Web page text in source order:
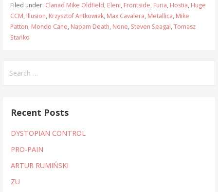
Filed under: Clanad Mike Oldfield, Eleni, Frontside, Furia, Hostia, Huge
CCM, Illusion, Krzysztof Antkowiak, Max Cavalera, Metallica, Mike
Patton, Mondo Cane, Napam Death, None, Steven Seagal, Tomasz
Stańko
for:
Recent Posts
DYSTOPIAN CONTROL
PRO-PAIN
ARTUR RUMIŃSKI
ZU